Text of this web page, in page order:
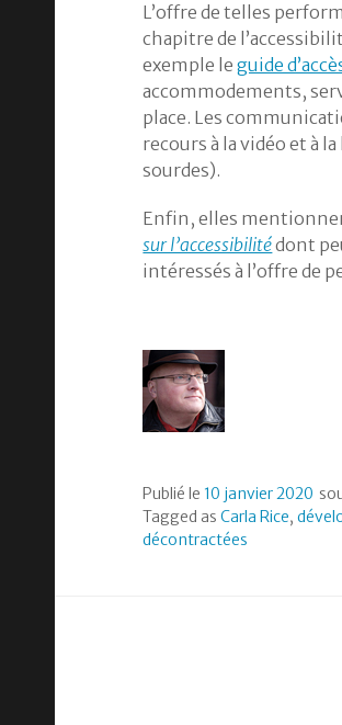
L’offre de telles
chapitre de
exemple leguide
accommodements,
place. Les
recours à la vidéo et à
sourdes).
Enfin, elles
sur l’accessibilitédont
intéressés à l’offre de
Publié le 10 janvier 2020
Tagged asCarla Rice,
décontractées